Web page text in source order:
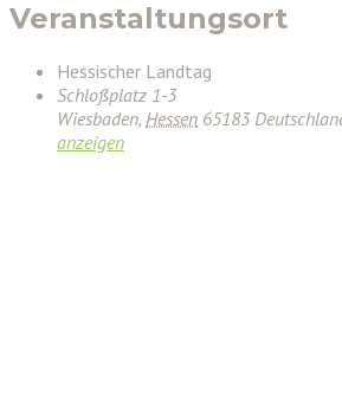
Veranstaltungsort
Hessischer Landtag
Schloßplatz 1-3
Wiesbaden, Hessen 65183
anzeigen